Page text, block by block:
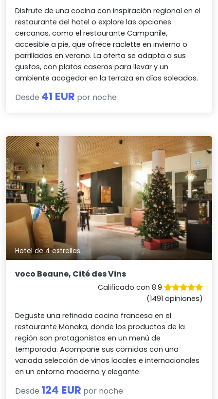
Disfrute de una cocina con inspiración regional en el
restaurante del hotel o explore las opciones
cercanas, como el restaurante Campanile,
accesible a pie, que ofrece raclette en invierno o
parrilladas en verano. La oferta se adapta a sus
gustos, con platos caseros para llevar y un
ambiente acogedor en la terraza en días soleados.
Desde 41 EUR por noche
Hotel de 4 estrellas
voco Beaune, Cité des Vins
Calificado con 8.9
(1491 opiniones)
Deguste una refinada cocina francesa en el
restaurante Monaka, donde los productos de la
región son protagonistas en un menú de
temporada. Acompañe sus comidas con una
variada selección de vinos locales e internacionales
en un entorno moderno y elegante.
Desde 124 EUR por noche